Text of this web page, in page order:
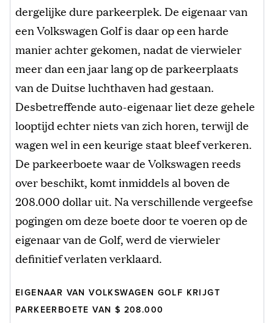
dergelijke dure parkeerplek. De eigenaar van
een Volkswagen Golf is daar op een harde
manier achter gekomen, nadat de vierwieler
meer dan een jaar lang op de parkeerplaats
van de Duitse luchthaven had gestaan.
Desbetreffende auto-eigenaar liet deze gehele
looptijd echter niets van zich horen, terwijl de
wagen wel in een keurige staat bleef verkeren.
De parkeerboete waar de Volkswagen reeds
over beschikt, komt inmiddels al boven de
208.000 dollar uit. Na verschillende vergeefse
pogingen om deze boete door te voeren op de
eigenaar van de Golf, werd de vierwieler
definitief verlaten verklaard.
EIGENAAR VAN VOLKSWAGEN GOLF KRIJGT
PARKEERBOETE VAN $ 208.000